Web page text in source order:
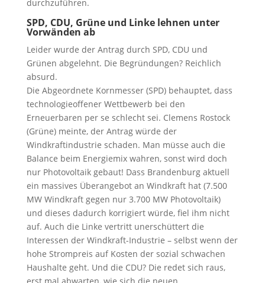
durchzuführen.
SPD, CDU, Grüne und Linke lehnen unter
Vorwänden ab
Leider wurde der Antrag durch SPD, CDU und
Grünen abgelehnt. Die Begründungen? Reichlich
absurd.
Die Abgeordnete Kornmesser (SPD) behauptet, dass
technologieoffener Wettbewerb bei den
Erneuerbaren per se schlecht sei. Clemens Rostock
(Grüne) meinte, der Antrag würde der
Windkraftindustrie schaden. Man müsse auch die
Balance beim Energiemix wahren, sonst wird doch
nur Photovoltaik gebaut! Dass Brandenburg aktuell
ein massives Überangebot an Windkraft hat (7.500
MW Windkraft gegen nur 3.700 MW Photovoltaik)
und dieses dadurch korrigiert würde, fiel ihm nicht
auf. Auch die Linke vertritt unerschüttert die
Interessen der Windkraft-Industrie – selbst wenn der
hohe Strompreis auf Kosten der sozial schwachen
Haushalte geht. Und die CDU? Die redet sich raus,